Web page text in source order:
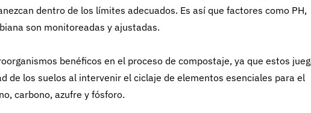
dentro de los límites adecuados. Es así que factores como PH,
son monitoreadas y ajustadas.
benéficos en el proceso de compostaje, ya que estos
de los suelos al intervenir el ciclaje de elementos esenciales para el
carbono, azufre y fósforo.